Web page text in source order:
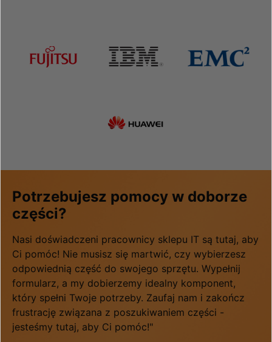
Potrzebujesz pomocy w doborze
części?
Nasi doświadczeni pracownicy sklepu IT są tutaj, aby
Ci pomóc! Nie musisz się martwić, czy wybierzesz
odpowiednią część do swojego sprzętu. Wypełnij
formularz, a my dobierzemy idealny komponent,
który spełni Twoje potrzeby. Zaufaj nam i zakończ
frustrację związana z poszukiwaniem części -
jesteśmy tutaj, aby Ci pomóc!"